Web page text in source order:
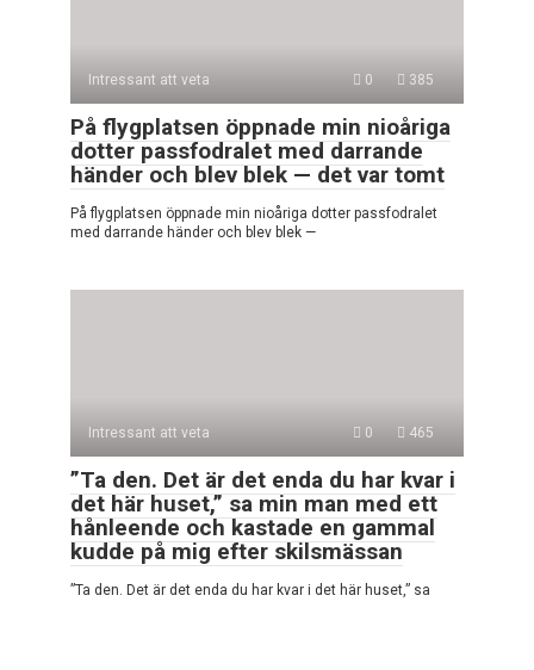
Intressant att veta 0 385
På flygplatsen öppnade min nioåriga
dotter passfodralet med darrande
händer och blev blek — det var tomt
På flygplatsen öppnade min nioåriga dotter passfodralet
med darrande händer och blev blek —
Intressant att veta 0 465
”Ta den. Det är det enda du har kvar i
det här huset,” sa min man med ett
hånleende och kastade en gammal
kudde på mig efter skilsmässan
”Ta den. Det är det enda du har kvar i det här huset,” sa